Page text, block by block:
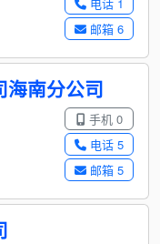
邮箱 6
海南分公司
手机 0
电话 5
邮箱 5